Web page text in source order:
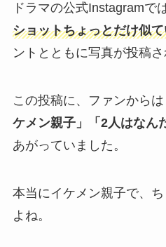
ドラマの公式Instagramでは
ショットちょっとだけ似
ントとともに写真が投稿さ
この投稿に、ファンからは
ケメン親子」「2人はなん
あがっていました。
本当にイケメン親子で、
よね。